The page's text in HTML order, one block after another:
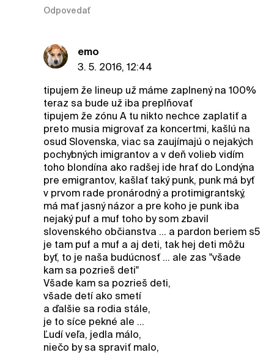
Odpovedať
emo
3. 5. 2016, 12:44
tipujem že lineup už máme zaplnený na 100%
teraz sa bude už iba preplňovať
tipujem že zónu A tu nikto nechce zaplatiť a
preto musia migrovať za koncertmi, kašlú na
osud Slovenska, viac sa zaujímajú o nejakých
pochybných imigrantov a v deň volieb vidím
toho blondína ako radšej ide hrať do Londýna
pre emigrantov, kašlať taký punk, punk má byť
v prvom rade pronárodný a protimigrantský,
má mať jasný názor a pre koho je punk iba
nejaký puf a muf toho by som zbavil
slovenského občianstva ... a pardon beriem s5
je tam puf a muf a aj deti, tak hej deti môžu
byť, to je naša budúcnosť ... ale zas "všade
kam sa pozrieš deti"
Všade kam sa pozrieš deti,
všade detí ako smetí
a ďalšie sa rodia stále,
je to síce pekné ale ...
Ľudí veľa, jedla málo,
niečo by sa spraviť malo,